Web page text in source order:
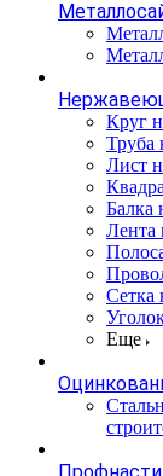
Круг
Труба
Лист
Балка
Лента
Сетка
Еще